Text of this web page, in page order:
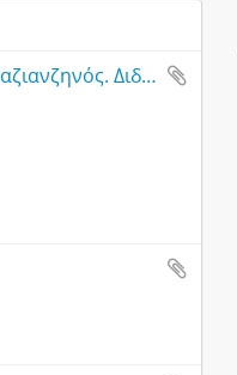
S. Gregorius Naz. Grece Ecclesie Doct. et Ep. [Ά(γιος) Γρηγόριος Ναζιανζηνός. Διδ(άσκαλος) της Ελληνικής Εκκλησίας και Επ(ίσκοπος)]